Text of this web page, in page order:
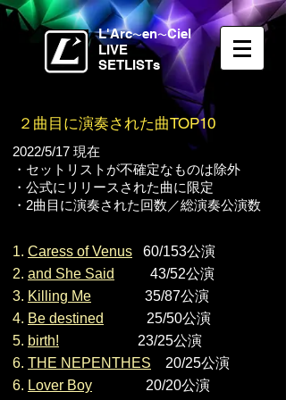
L'Arc〜en〜Ciel
LIVE
SETLISTs
２曲目に演奏された曲TOP10
2022/5/17 現在
・セットリストが不確定なものは除外
​・公式にリリースされた曲に限定
​・2曲目に演奏された回数／総演奏公演数
1. Caress of Venus
60/153公演
2. and She Said
43/52公演
3. Killing Me
35/87公演
4. Be destined
25/50公演
5. birth!
23/25公演
6. THE NEPENTHES
20/25公演
6. Lover Boy 20/20公演